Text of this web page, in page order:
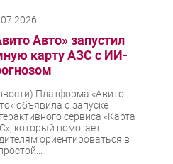
Авто» запустил
карту АЗС с ИИ-
Платформа «Авито
объявила о запуске
сервиса «Карта
который помогает
ориентироваться в